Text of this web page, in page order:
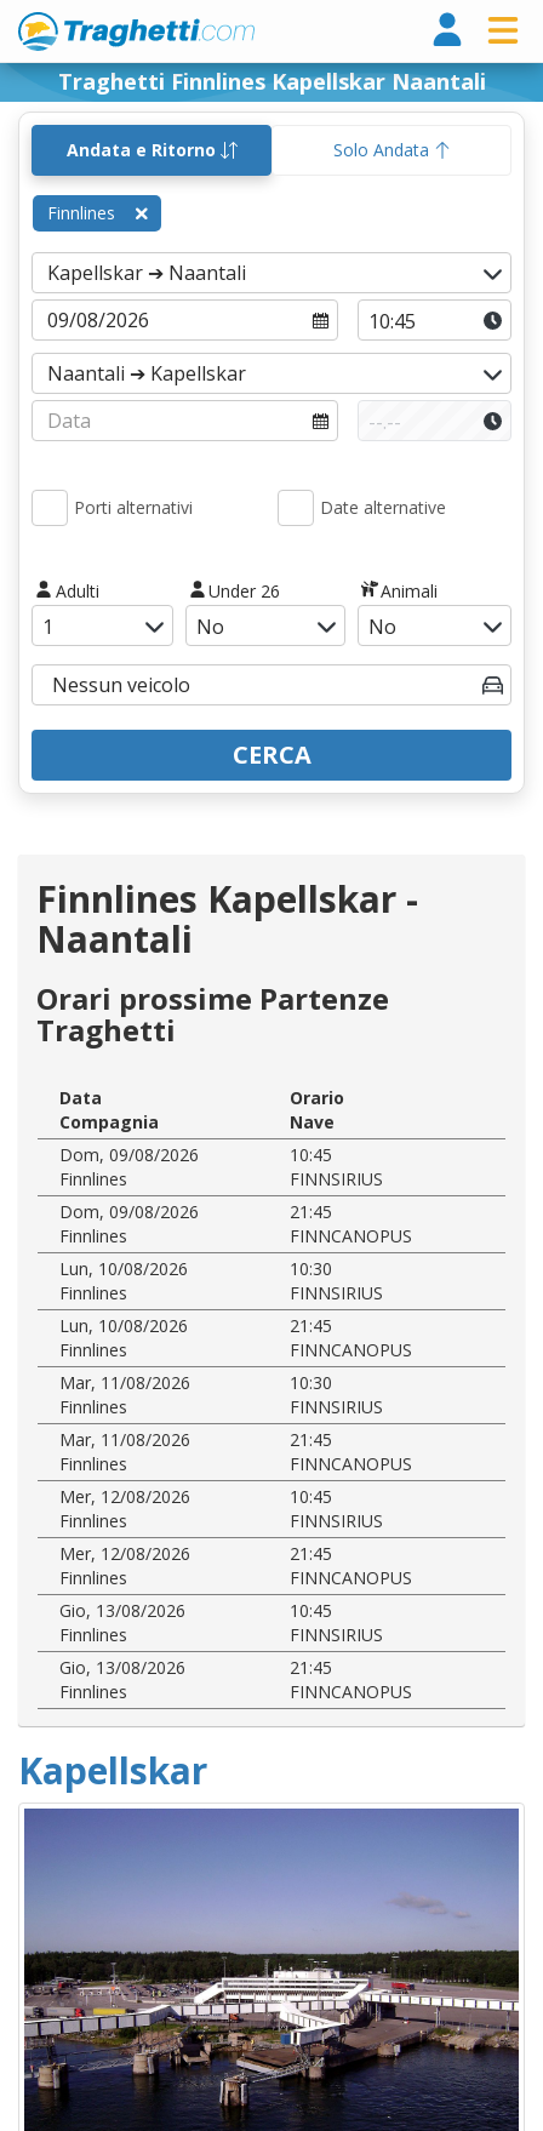
Traghetti Finnlines Kapellskar Naantali
Andata e Ritorno Solo Andata
Finnlines
Porti alternativi Date alternative
Adulti Under 26 Animali
CERCA
Finnlines Kapellskar -
Naantali
Orari prossime Partenze
Traghetti
Data
Orario
Compagnia
Nave
Dom, 09/08/2026
10:45
Finnlines
FINNSIRIUS
Dom, 09/08/2026
21:45
Finnlines
FINNCANOPUS
Lun, 10/08/2026
10:30
Finnlines
FINNSIRIUS
Lun, 10/08/2026
21:45
Finnlines
FINNCANOPUS
Mar, 11/08/2026
10:30
Finnlines
FINNSIRIUS
Mar, 11/08/2026
21:45
Finnlines
FINNCANOPUS
Mer, 12/08/2026
10:45
Finnlines
FINNSIRIUS
Mer, 12/08/2026
21:45
Finnlines
FINNCANOPUS
Gio, 13/08/2026
10:45
Finnlines
FINNSIRIUS
Gio, 13/08/2026
21:45
Finnlines
FINNCANOPUS
Kapellskar